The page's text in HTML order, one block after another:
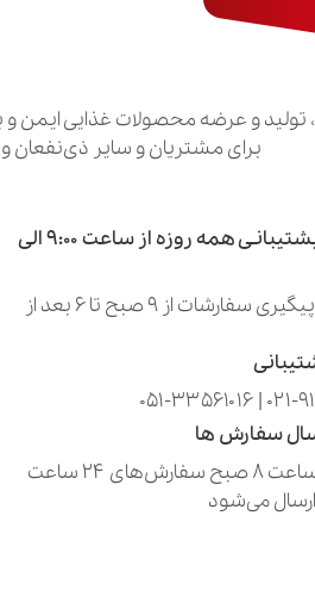
و عرضه محصولات غذایی ایمن
برای مشتریان و سایر ذی‌نفعان
ساعت پشتیبانـی همه روزه از ساعت ۹:۰۰ الی
(ساعت پیگیری سفارشات از ۹ صبح تا ۶ بعد از
۳۳۵۶۱۰۱۶
سفارش ها
هر روز ساعت ۸ صبح سفارش‌های ۲۴ ساعت
می‌شود